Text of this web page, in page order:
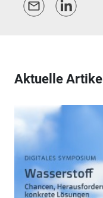
Aktuelle Artikel